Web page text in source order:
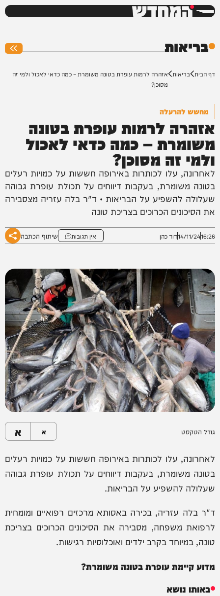
המחדש
בריאות
דף הבית בריאות אזהרה לרמות עופרת בטונה משומרת – כמה כדאי לאכול ולמי זה
מסוכן?
מחשש להרעלה
אזהרה לרמות עופרת בטונה
משומרת – כמה כדאי לאכול
ולמי זה מסוכן?
לאחרונה, עלו לכותרות באירופה חששות על כמויות רעלים
בטונה משומרת, בעקבות דיווחים על תכולת עופרת גבוהה
שעלולה להשפיע על הבריאות • ד"ר בלה עזריה מצסבירה
את הסיכונים הכרוכים בצריכת טונה
16:26
14/11/24דוד כהן אין תגובות שיתוף הכתבה
גודל הטקסט א א
לאחרונה, עלו לכותרות באירופה חששות על כמויות רעלים
בטונה משומרת, בעקבות דיווחים על תכולת עופרת גבוהה
שעלולה להשפיע על הבריאות.
ד"ר בלה עזריה, בכירה באסותא מרכזים רפואיים ומומחית
לרפואת משפחה, מסבירה את הסיכונים הכרוכים בצריכת
טונה, במיוחד בקרב ילדים ואוכלוסיות רגישות.
מדוע קיימת עופרת בטונה משומרת?
באותו נושא